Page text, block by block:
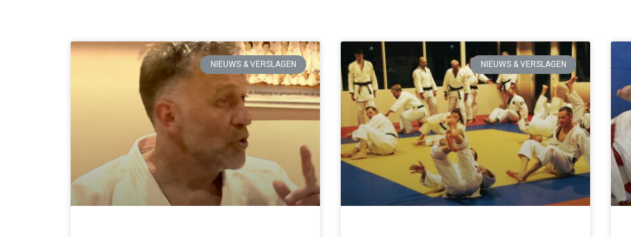
NIEUWS & VERSLAGEN NIEUWS & VERSLAGEN